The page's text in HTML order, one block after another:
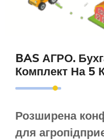
BAS АГРО.
Комплект На 5
Розширена
для